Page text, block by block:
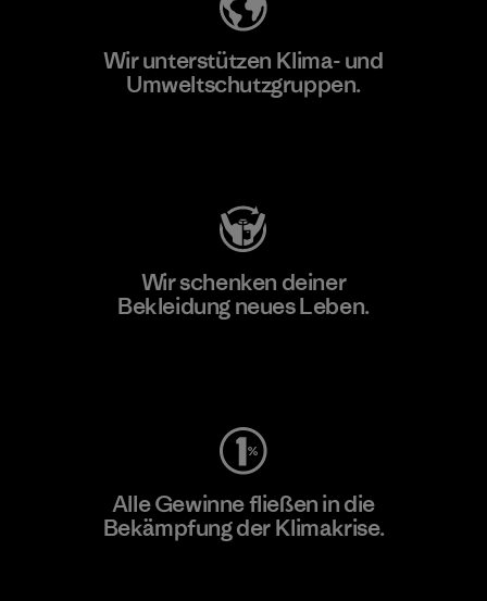
Wir unterstützen Klima- und
Umweltschutzgruppen.
Wir schenken deiner
Bekleidung neues Leben.
Alle Gewinne fließen in die
Bekämpfung der Klimakrise.